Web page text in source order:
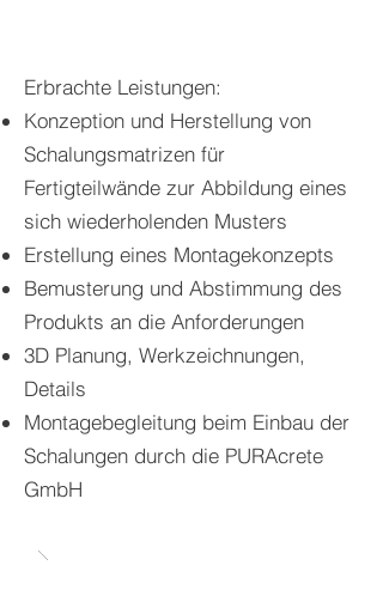
Erbrachte Leistungen:
Konzeption und Herstellung von
Schalungsmatrizen für
Fertigteilwände zur Abbildung eines
sich wiederholenden Musters
Erstellung eines Montagekonzepts
Bemusterung und Abstimmung des
Produkts an die Anforderungen
3D Planung, Werkzeichnungen,
Details
Montagebegleitung beim Einbau der
Schalungen durch die PURAcrete
GmbH